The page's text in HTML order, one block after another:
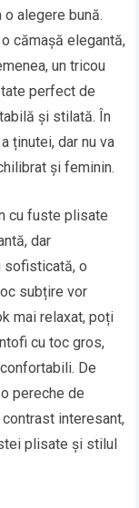
alegere bună.
cămașă elegantă,
un tricou
perfect de
și stilată. În
ținutei, dar nu va
și feminin.
cu fuste plisate
dar
sofisticată, o
subțire vor
mai relaxat, poți
cu toc gros,
De
pereche de
interesant,
plisate și stilul